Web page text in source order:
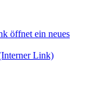
öffnet ein neues
Link)